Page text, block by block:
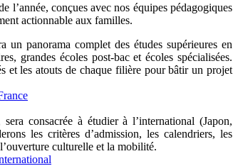
l’année, conçues avec nos équipes pédagogiques
actionnable aux familles.
panorama complet des études supérieures en
grandes écoles post-bac et écoles spécialisées.
et les atouts de chaque filière pour bâtir un projet
consacrée à étudier à l’international (Japon,
les critères d’admission, les calendriers, les
culturelle et la mobilité.